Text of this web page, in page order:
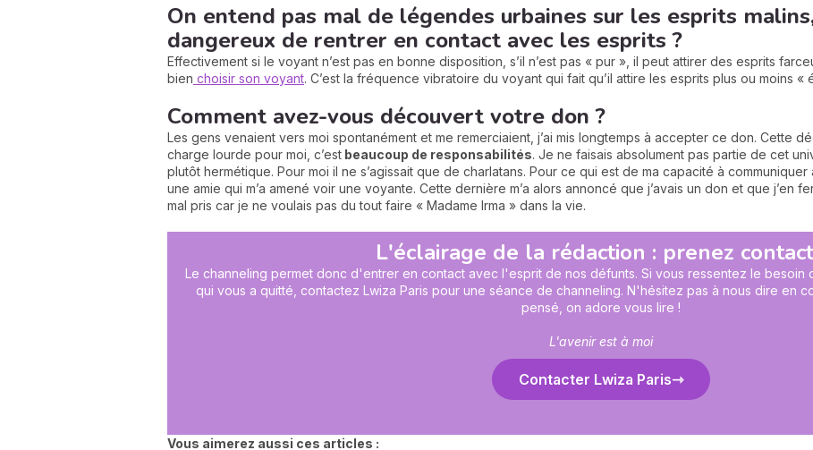
On entend pas mal de légendes urbaines sur les esprits
dangereux de rentrer en contact avec les esprits ?
Effectivement si le voyant n’est pas en bonne disposition, s’il n’est pas « pur », il peut attirer des esprits
bien choisir son voyant. C’est la fréquence vibratoire du voyant qui fait qu’il attire les esprits plus ou moins «
Comment avez-vous découvert votre don ?
Les gens venaient vers moi spontanément et me remerciaient, j’ai mis longtemps à accepter ce don. Cette
charge lourde pour moi, c’est beaucoup de responsabilités. Je ne faisais absolument pas partie de cet
plutôt hermétique. Pour moi il ne s’agissait que de charlatans. Pour ce qui est de ma capacité à
une amie qui m’a amené voir une voyante. Cette dernière m’a alors annoncé que j’avais un don et que j’en
mal pris car je ne voulais pas du tout faire « Madame Irma » dans la vie.
L'éclairage de la rédaction : prenez
Le channeling permet donc d'entrer en contact avec l'esprit de nos défunts. Si vous ressentez le besoin
qui vous a quitté, contactez Lwiza Paris pour une séance de channeling. N'hésitez pas à nous dire en
pensé, on adore vous lire !
L'avenir est à moi
Contacter Lwiza Paris
Vous aimerez aussi ces articles :